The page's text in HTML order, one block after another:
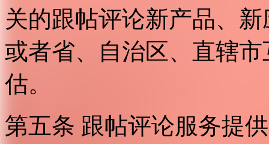
关的跟帖评论新产品、
或者省、自治区、直辖
估。
第五条 跟帖评论服务提